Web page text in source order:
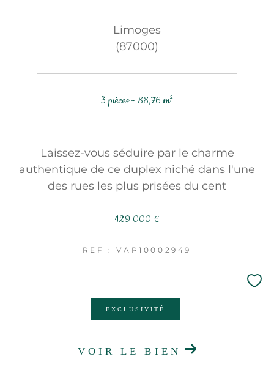
Limoges
(87000)
3 pièces - 88,76 m²
Laissez-vous séduire par le charme
authentique de ce duplex niché dans l'une
des rues les plus prisées du cent
129 000 €
REF : VAP10002949
EXCLUSIVITÉ
VOIR LE BIEN